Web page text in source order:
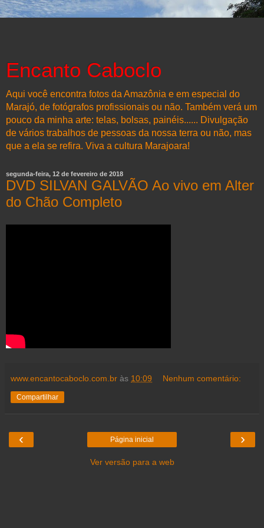
Encanto Caboclo
Aqui você encontra fotos da Amazônia e em especial do
Marajó, de fotógrafos profissionais ou não. Também verá um
pouco da minha arte: telas, bolsas, painéis...... Divulgação
de vários trabalhos de pessoas da nossa terra ou não, mas
que a ela se refira. Viva a cultura Marajoara!
segunda-feira, 12 de fevereiro de 2018
DVD SILVAN GALVÃO Ao vivo em Alter
do Chão Completo
www.encantocaboclo.com.br às 10:09 Nenhum comentário:
Compartilhar
‹ ›
Página inicial
Ver versão para a web